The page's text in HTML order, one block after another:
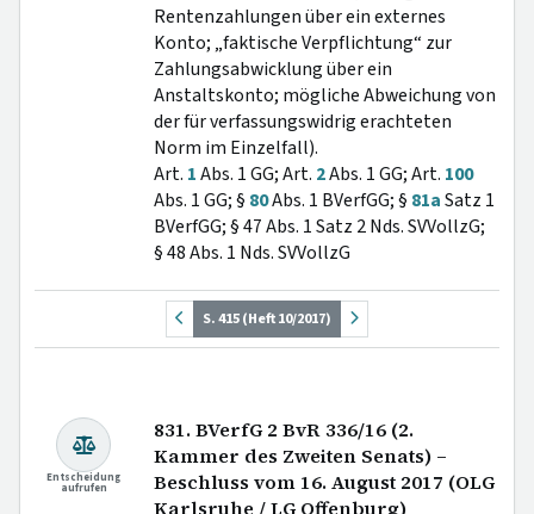
Rentenzahlungen über ein externes
Konto; „faktische Verpflichtung“ zur
Zahlungsabwicklung über ein
Anstaltskonto; mögliche Abweichung von
der für verfassungswidrig erachteten
Norm im Einzelfall).
Art. 1Abs. 1 GG; Art. 2Abs. 1 GG; Art. 100
Abs. 1 GG; § 80Abs. 1 BVerfGG; § 81aSatz 1
BVerfGG; § 47 Abs. 1 Satz 2 Nds. SVVollzG;
§ 48 Abs. 1 Nds. SVVollzG
S. 415 (Heft 10/2017)
Entscheidung
aufrufen
831. BVerfG 2 BvR 336/16 (2.
Kammer des Zweiten Senats) –
Beschluss vom 16. August 2017 (OLG